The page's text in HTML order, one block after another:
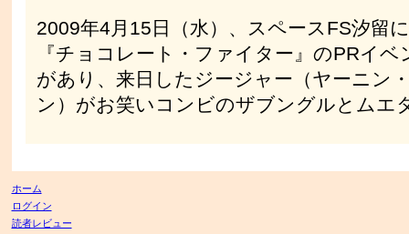
2009年4月15日（水）、スペースFS汐留
『チョコレート・ファイター』のPRイベ
があり、来日したジージャー（ヤーニン
ン）がお笑いコンビのザブングルとムエ
ホーム
ログイン
読者レビュー